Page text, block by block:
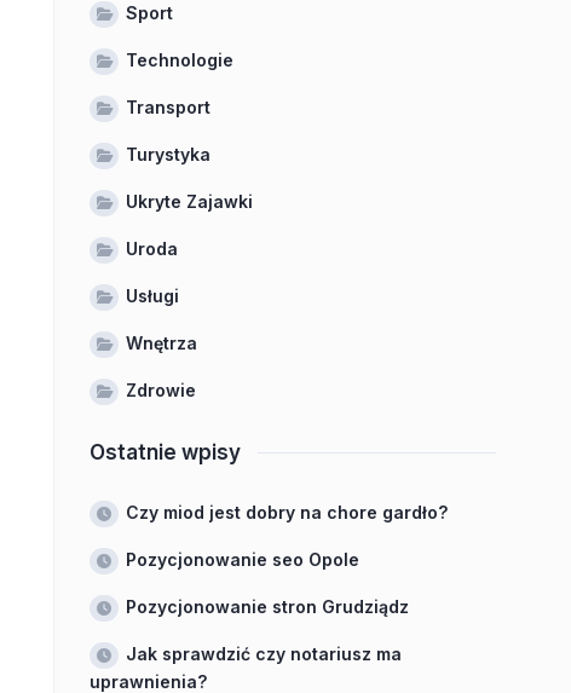
Sport
Technologie
Transport
Turystyka
Ukryte Zajawki
Uroda
Usługi
Wnętrza
Zdrowie
Ostatnie wpisy
Czy miod jest dobry na chore gardło?
Pozycjonowanie seo Opole
Pozycjonowanie stron Grudziądz
Jak sprawdzić czy notariusz ma
uprawnienia?